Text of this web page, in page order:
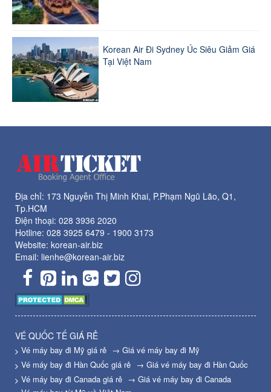
Korean Air Đi Sydney Úc Siêu Giảm Giá
Tại Việt Nam
Địa chỉ: 173 Nguyễn Thị Minh Khai, P.Phạm Ngũ Lão, Q1,
Tp.HCM
Điện thoại: 028 3936 2020
Hotline: 028 3925 6479 - 1900 3173
Website: korean-air.biz
Email: lienhe@korean-air.biz
VÉ QUỐC TẾ GIÁ RẺ
Vé máy bay đi Mỹ giá rẻ → Giá vé máy bay đi Mỹ
Vé máy bay đi Hàn Quốc giá rẻ → Giá vé máy bay đi Hàn Quốc
Vé máy bay đi Canada giá rẻ → Giá vé máy bay đi Canada